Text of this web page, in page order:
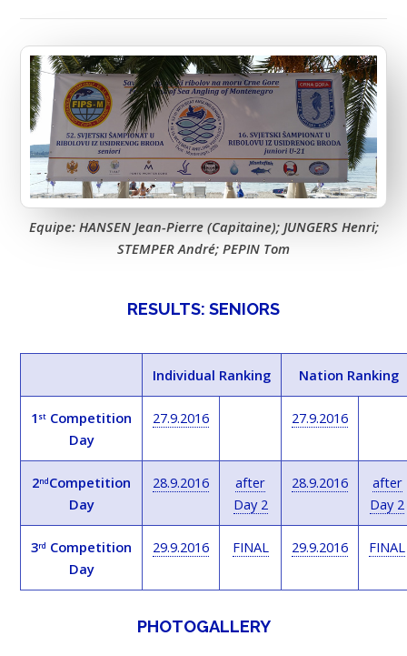
Equipe: HANSEN Jean-Pierre (Capitaine); JUNGERS Henri;
STEMPER André; PEPIN Tom
RESULTS: SENIORS
Individual Ranking Nation Ranking
1 st Competition
Day
27.9.2016 27.9.2016
2ndCompetition
Day
28.9.2016
after
Day 2
28.9.2016
after
Day 2
3rd Competition
Day
29.9.2016 FINAL 29.9.2016 FINAL
PHOTOGALLERY